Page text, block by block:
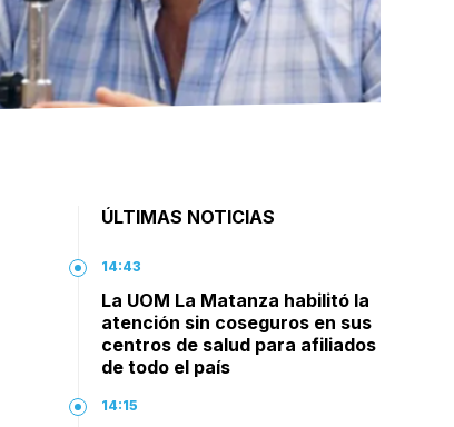
ÚLTIMAS NOTICIAS
14:43
La UOM La Matanza habilitó la
atención sin coseguros en sus
centros de salud para afiliados
de todo el país
14:15